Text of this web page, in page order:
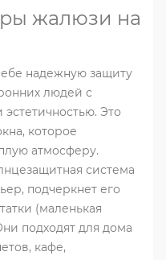
жалюзи на
надежную защиту
людей с
Это
которое
атмосферу.
система
подчеркнет его
(маленькая
подходят для дома
кафе,